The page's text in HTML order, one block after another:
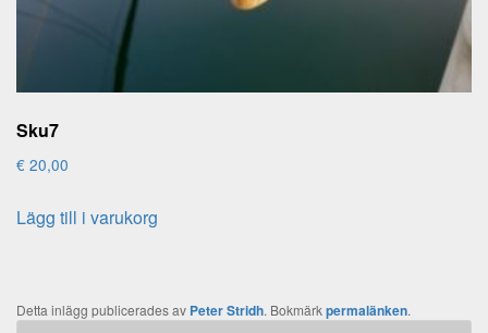
Sku7
€ 20,00
Lägg till i varukorg
Detta inlägg publicerades av Peter Stridh. Bokmärkpermalänken.